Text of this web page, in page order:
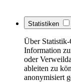
Statistiken
Über
Information
oder
ableiten zu
anonymisiert